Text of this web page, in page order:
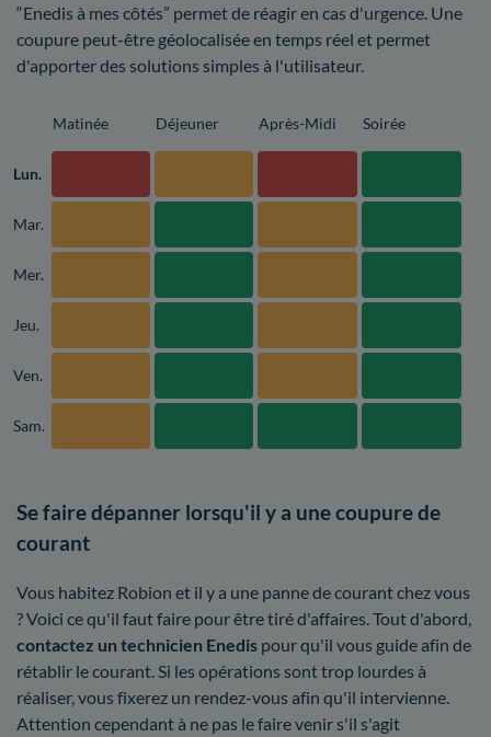
“Enedis à mes côtés” permet de réagir en cas d'urgence. Une
coupure peut-être géolocalisée en temps réel et permet
d'apporter des solutions simples à l'utilisateur.
Matinée Déjeuner Après-Midi Soirée
Lun.
Mar.
Mer.
Jeu.
Ven.
Sam.
Se faire dépanner lorsqu'il y a une coupure de
courant
Vous habitez Robion et il y a une panne de courant chez vous
? Voici ce qu'il faut faire pour être tiré d'affaires. Tout d'abord,
contactez un technicien Enedis pour qu'il vous guide afin de
rétablir le courant. Si les opérations sont trop lourdes à
réaliser, vous fixerez un rendez-vous afin qu'il intervienne.
Attention cependant à ne pas le faire venir s'il s'agit